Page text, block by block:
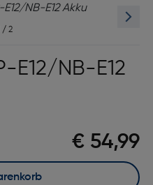
/ 2
E12/NB-E12
€ 54,99